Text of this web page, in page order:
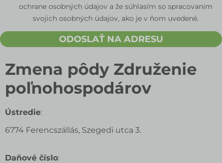
ochrane osobných údajov a že súhlasím so spracovaním
svojich osobných údajov, ako je v ňom uvedené.
Zmena pôdy Združenie
poľnohospodárov
Ústredie:
6774 Ferencszállás, Szegedi utca 3.
Daňové číslo: